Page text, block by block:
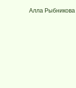
р
с
g
r
Алла Рыбникова